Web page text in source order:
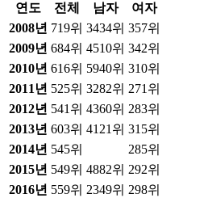
연도 전체 남자
여자
2008년 719위 3434위 357위
2009년 684위 4510위 342위
2010년 616위 5940위 310위
2011 년 525위 3282위 271위
2012년 541위 4360위 283위
2013년 603위 4121위 315위
2014년 545위
285위
2015년 549위 4882위 292위
2016년 559위 2349위 298위